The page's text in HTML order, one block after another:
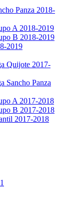
Panza 2018-
A 2018-2019
B 2018-2019
2019
Quijote 2017-
Sancho Panza
A 2017-2018
B 2017-2018
2017-2018